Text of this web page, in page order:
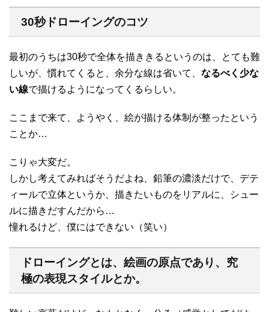
30秒ドローイングのコツ
最初のうちは30秒で全体を描ききるというのは、とても難
しいが、慣れてくると、余分な線は省いて、 なるべく少な
い線で描けるようになってくるらしい。
ここまで来て、ようやく、絵が描ける体制が整ったという
ことか…
こりゃ大変だ。
しかし考えてみればそうだよね、鉛筆の濃淡だけで、デテ
ィールで立体というか、描きたいものをリアルに、シュー
ルに描きだすんだから…
憧れるけど、僕にはできない（笑い）
ドローイングとは、絵画の原点であり、究
極の表現スタイルとか。